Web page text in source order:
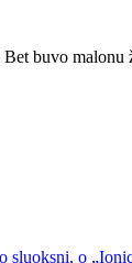
Bet buvo
o